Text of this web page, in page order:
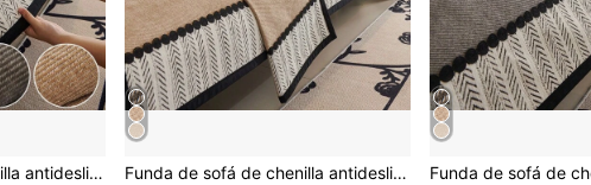
Funda de sofá de chenilla antideslizante para las 4 estaciones, cojín grueso, manta cálida, respaldo, apoyabrazos, alfombrilla para mascotas, almohadilla protectora para sofá de dormitorio/oficina, alfombra decorativa para sofá de 1/2/3/4 plazas, 1 pieza Funda de sofá de chenilla antideslizante para las 4 estaciones, cojín grueso, manta cálida, respaldo, apoyabrazos, alfombrilla para mascotas, almohadilla protectora para sofá de dormitorio/oficina, alfombra decorativa para sofá de 1/2/3/4 plazas, 1 pieza